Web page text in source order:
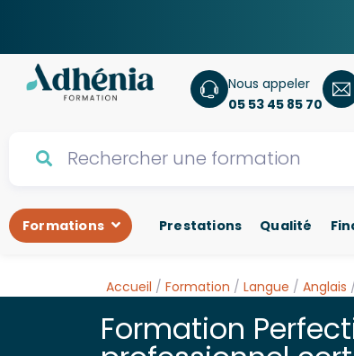
Nous appeler
05 53 45 85 70
Formations Prestations Qualité
Accueil / Formation / Langue / Anglais
Formation